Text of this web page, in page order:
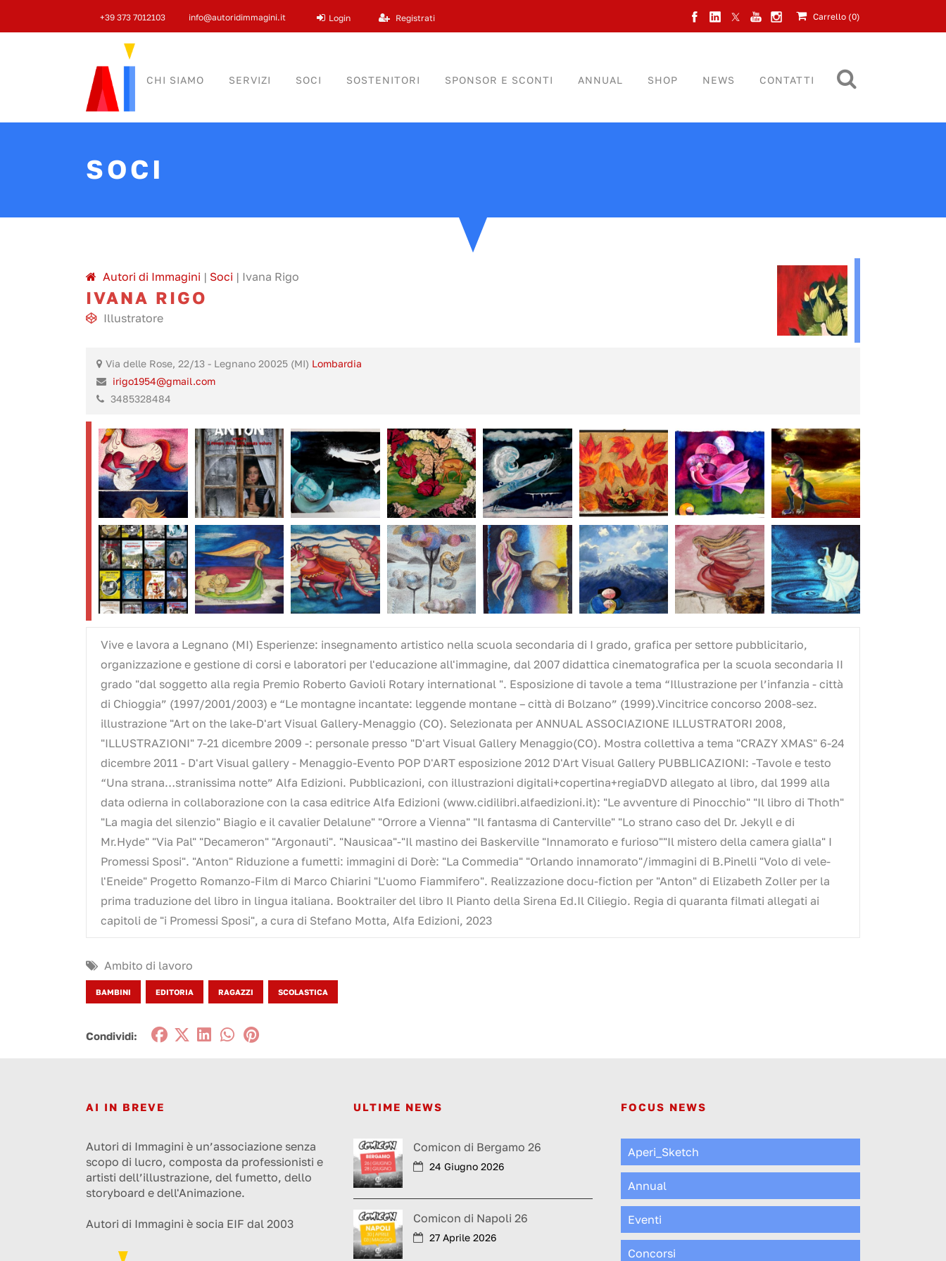
+39 373 7012103 info@autoridimmagini.it Login Registrati Carrello (0)
CHI SIAMO SERVIZI SOCI SOSTENITORI SPONSOR E SCONTI ANNUAL SHOP NEWS CONTATTI
SOCI
Autori di Immagini | Soci | Ivana Rigo
IVANA RIGO
Illustratore
Via delle Rose, 22/13 - Legnano 20025 (MI) Lombardia
irigo1954@gmail.com
3485328484
Vive e lavora a Legnano (MI) Esperienze: insegnamento artistico nella scuola secondaria di I grado, grafica per settore pubblicitario,
organizzazione e gestione di corsi e laboratori per l'educazione all'immagine, dal 2007 didattica cinematografica per la scuola secondaria II
grado "dal soggetto alla regia Premio Roberto Gavioli Rotary international ". Esposizione di tavole a tema “Illustrazione per l’infanzia - città
di Chioggia” (1997/2001/2003) e “Le montagne incantate: leggende montane – città di Bolzano” (1999).Vincitrice concorso 2008-sez.
illustrazione "Art on the lake-D'art Visual Gallery-Menaggio (CO). Selezionata per ANNUAL ASSOCIAZIONE ILLUSTRATORI 2008,
"ILLUSTRAZIONI" 7-21 dicembre 2009 -: personale presso "D'art Visual Gallery Menaggio(CO). Mostra collettiva a tema "CRAZY XMAS" 6-24
dicembre 2011 - D'art Visual gallery - Menaggio-Evento POP D'ART esposizione 2012 D'Art Visual Gallery PUBBLICAZIONI: -Tavole e testo
“Una strana…stranissima notte” Alfa Edizioni. Pubblicazioni, con illustrazioni digitali+copertina+regiaDVD allegato al libro, dal 1999 alla
data odierna in collaborazione con la casa editrice Alfa Edizioni (www.cidilibri.alfaedizioni.it): "Le avventure di Pinocchio" "Il libro di Thoth"
"La magia del silenzio" Biagio e il cavalier Delalune" "Orrore a Vienna" "Il fantasma di Canterville" "Lo strano caso del Dr. Jekyll e di
Mr.Hyde" "Via Pal" "Decameron" "Argonauti". "Nausicaa"-"Il mastino dei Baskerville "Innamorato e furioso""Il mistero della camera gialla" I
Promessi Sposi". "Anton" Riduzione a fumetti: immagini di Dorè: "La Commedia" "Orlando innamorato"/immagini di B.Pinelli "Volo di vele-
l'Eneide" Progetto Romanzo-Film di Marco Chiarini "L'uomo Fiammifero". Realizzazione docu-fiction per "Anton" di Elizabeth Zoller per la
prima traduzione del libro in lingua italiana. Booktrailer del libro Il Pianto della Sirena Ed.Il Ciliegio. Regia di quaranta filmati allegati ai
capitoli de "i Promessi Sposi", a cura di Stefano Motta, Alfa Edizioni, 2023
Ambito di lavoro
BAMBINI EDITORIA RAGAZZI SCOLASTICA
Condividi:
AI IN BREVE
Autori di Immagini è un’associazione senza
scopo di lucro, composta da professionisti e
artisti dell’illustrazione, del fumetto, dello
storyboard e dell'Animazione.
Autori di Immagini è socia EIF dal 2003
ULTIME NEWS
Comicon di Bergamo 26
24 Giugno 2026
Comicon di Napoli 26
27 Aprile 2026
FOCUS NEWS
Aperi_Sketch
Annual
Eventi
Concorsi